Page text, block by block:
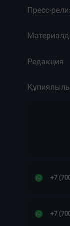
Пресс-
Редакция
+7
+7